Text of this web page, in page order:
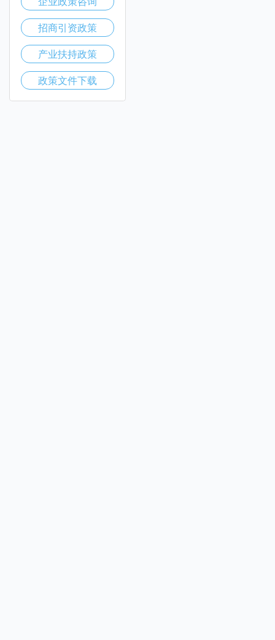
招商引资政策
产业扶持政策
政策文件下载